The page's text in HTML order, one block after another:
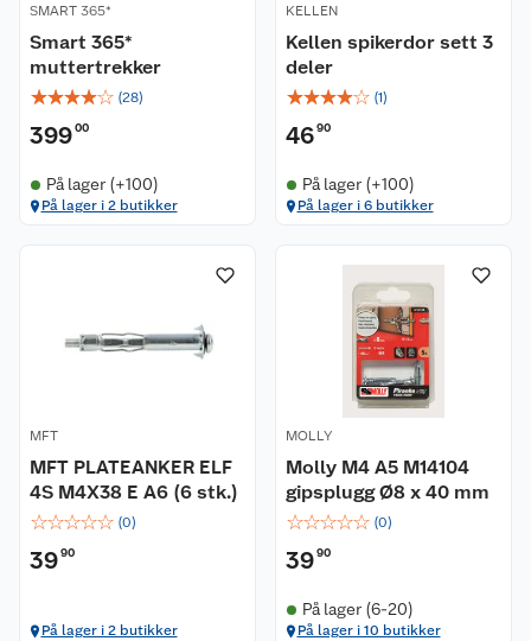
SMART 365*
Smart 365*
muttertrekker
☆☆☆☆☆ (28)
39900
På lager (+100)
På lager i 2 butikker
KELLEN
Kellen spikerdor sett 3
deler
☆☆☆☆☆ (1)
4690
På lager (+100)
På lager i 6 butikker
MFT
MFT PLATEANKER ELF
4S M4X38 E A6 (6 stk.)
☆☆☆☆☆ (0)
3990
På lager i 2 butikker
MOLLY
Molly M4 A5 M14104
gipsplugg Ø8 x 40 mm
☆☆☆☆☆ (0)
3990
På lager (6-20)
På lager i 10 butikker